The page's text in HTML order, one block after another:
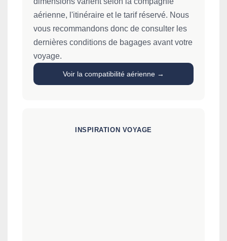
aérienne, l'itinéraire et le tarif réservé. Nous
vous recommandons donc de consulter les
dernières conditions de bagages avant votre
voyage.
Voir la compatibilité aérienne →
INSPIRATION VOYAGE